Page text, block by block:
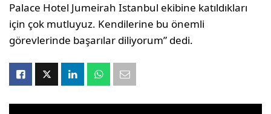
Palace Hotel Jumeirah Istanbul ekibine katıldıkları
için çok mutluyuz. Kendilerine bu önemli
görevlerinde başarılar diliyorum” dedi.